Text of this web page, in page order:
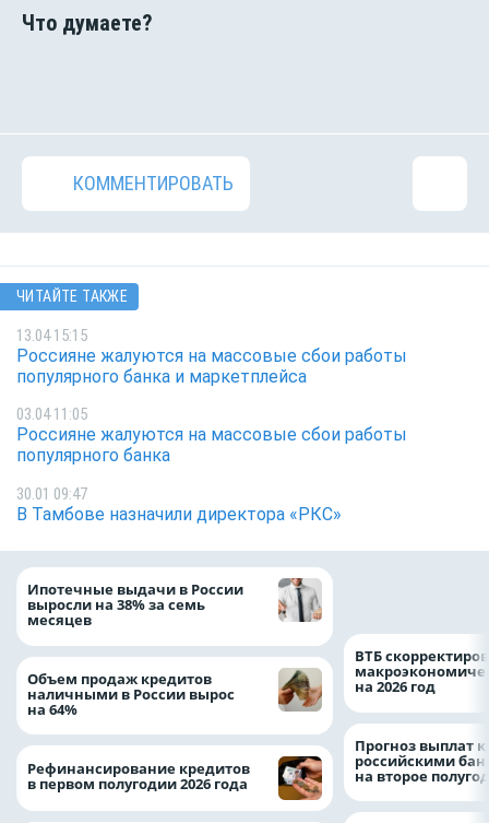
КОММЕНТИРОВАТЬ
ЧИТАЙТЕ ТАКЖЕ
13.04 15:15
Россияне жалуются на массовые сбои работы
популярного банка и маркетплейса
03.04 11:05
Россияне жалуются на массовые сбои работы
популярного банка
30.01 09:47
В Тамбове назначили директора «РКС»
Ипотечные выдачи в России
выросли на 38% за семь
месяцев
Объем продаж кредитов
наличными в России вырос
на 64%
Рефинансирование кредитов
в первом полугодии 2026 года
ВТБ
на 2026 год
Прогноз выплат
российскими
на второе